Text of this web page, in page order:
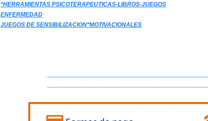
*HERRAMIENTAS PSICOTERAPEUTICAS-LIBROS-JUEGOS
ENFERMEDAD
JUEGOS DE SENSIBILIZACION*MOTIVACIONALES